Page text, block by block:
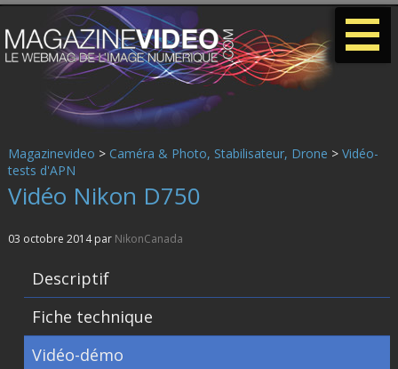
Magazinevideo > Caméra & Photo, Stabilisateur, Drone > Vidéo-
tests d'APN
Vidéo Nikon D750
03 octobre 2014 par NikonCanada
Descriptif
Fiche technique
Vidéo-démo
-
-
-